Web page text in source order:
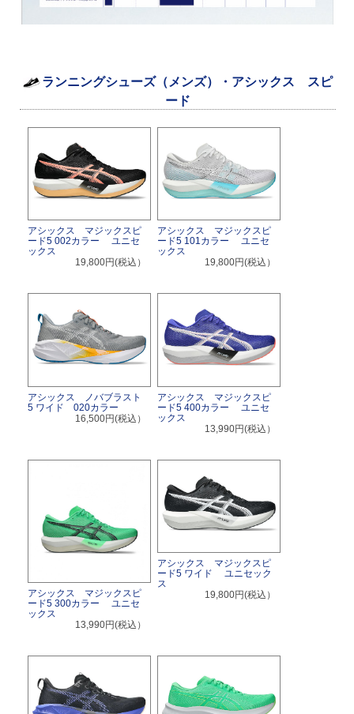
ランニングシューズ（メンズ）・アシックス スピ
ード
アシックス マジックスピ
ード5 002カラー ユニセ
ックス
19,800円(税込）
アシックス マジックスピ
ード5 101カラー ユニセ
ックス
19,800円(税込）
アシックス ノバブラスト
5 ワイド 020カラー
16,500円(税込）
アシックス マジックスピ
ード5 400カラー ユニセ
ックス
13,990円(税込）
アシックス マジックスピ
ード5 300カラー ユニセ
ックス
13,990円(税込）
アシックス マジックスピ
ード5 ワイド ユニセック
ス
19,800円(税込）